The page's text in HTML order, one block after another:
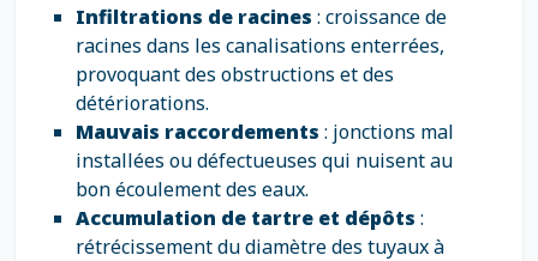
Infiltrations de racines : croissance de
racines dans les canalisations enterrées,
provoquant des obstructions et des
détériorations.
Mauvais raccordements : jonctions mal
installées ou défectueuses qui nuisent au
bon écoulement des eaux.
Accumulation de tartre et dépôts :
rétrécissement du diamètre des tuyaux à